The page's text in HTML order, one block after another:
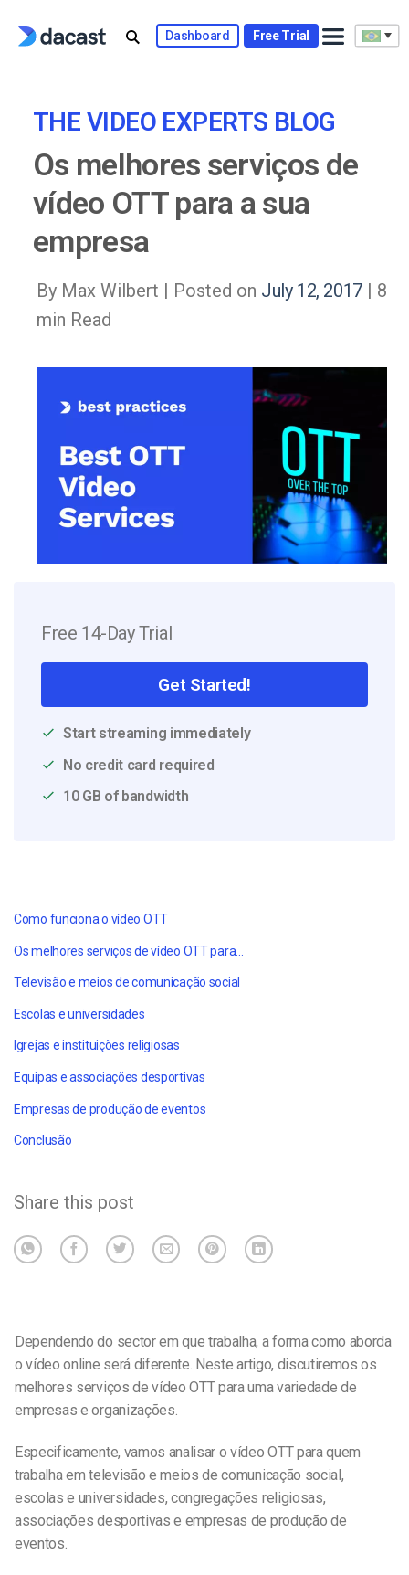
Dashboard Free Trial
THE VIDEO EXPERTS BLOG
Os melhores serviços de
vídeo OTT para a sua
empresa
By Max Wilbert | Posted on July 12, 2017| 8
min Read
Free 14-Day Trial
Get Started!
Start streaming immediately
No credit card required
10 GB of bandwidth
Como funciona o vídeo OTT
Os melhores serviços de vídeo OTT para...
Televisão e meios de comunicação social
Escolas e universidades
Igrejas e instituições religiosas
Equipas e associações desportivas
Empresas de produção de eventos
Conclusão
Share this post
Dependendo do sector em que trabalha, a forma como aborda
o vídeo online será diferente. Neste artigo, discutiremos os
melhores serviços de vídeo OTT para uma variedade de
empresas e organizações.
Especificamente, vamos analisar o vídeo OTT para quem
trabalha em televisão e meios de comunicação social,
escolas e universidades, congregações religiosas,
associações desportivas e empresas de produção de
eventos.